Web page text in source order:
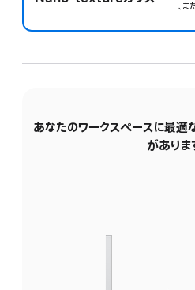
、
あなたのワークスペースに最適
がありま